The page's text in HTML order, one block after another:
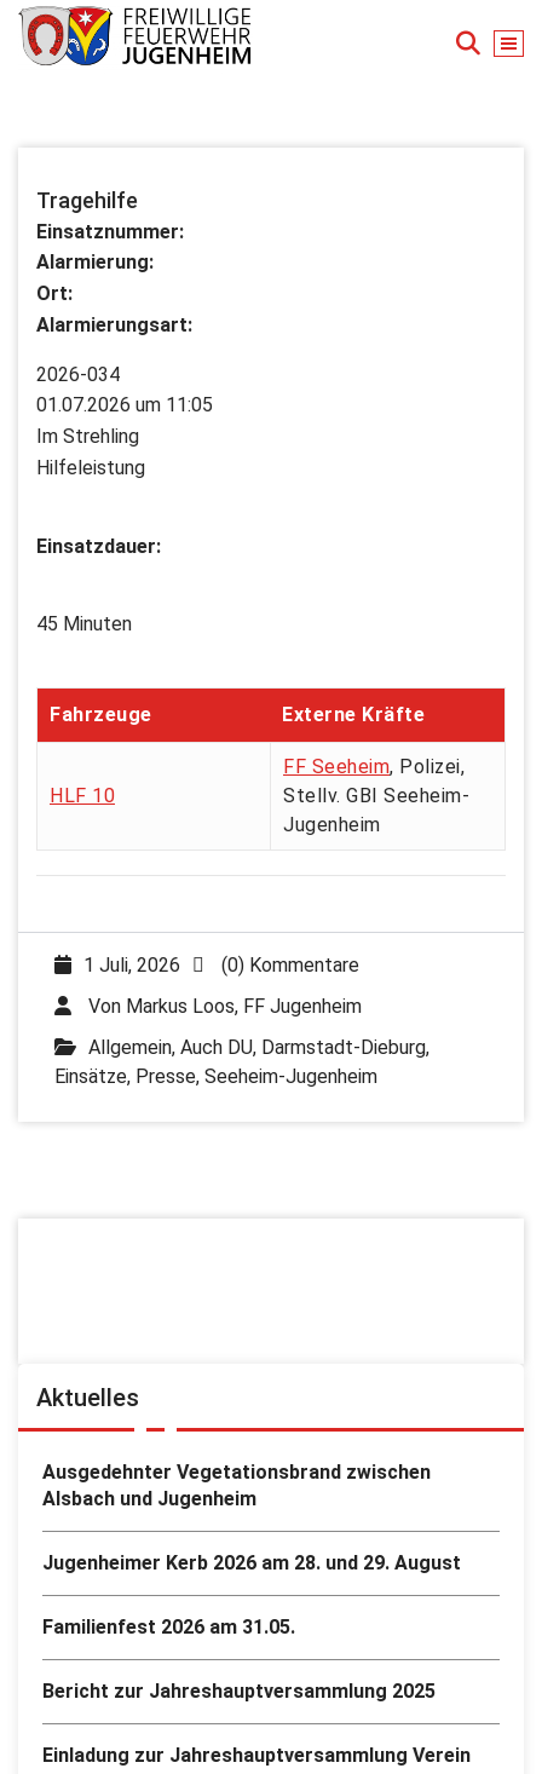
Zum
Inhalt
springen
Tragehilfe
Einsatznummer:
Alarmierung:
Ort:
Alarmierungsart:
2026-034
01.07.2026 um 11:05
Im Strehling
Hilfeleistung
Einsatzdauer:
45 Minuten
Fahrzeuge Externe Kräfte
HLF 10
FF Seeheim, Polizei,
Stellv. GBI Seeheim-
Jugenheim
1 Juli, 2026
(0) Kommentare
Von Markus Loos, FF Jugenheim
Allgemein, Auch DU, Darmstadt-Dieburg,
Einsätze, Presse, Seeheim-Jugenheim
Aktuelles
Ausgedehnter Vegetationsbrand zwischen
Alsbach und Jugenheim
Jugenheimer Kerb 2026 am 28. und 29. August
Familienfest 2026 am 31.05.
Bericht zur Jahreshauptversammlung 2025
Einladung zur Jahreshauptversammlung Verein